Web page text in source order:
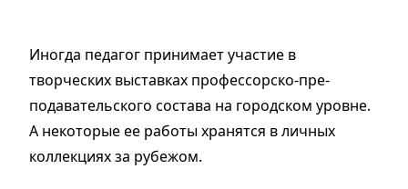
Иногда педагог принимает участие в
творческих выставках профессорско-пре-
подавательского состава на городском уровне.
А некоторые ее работы хранятся в личных
коллекциях за рубежом.